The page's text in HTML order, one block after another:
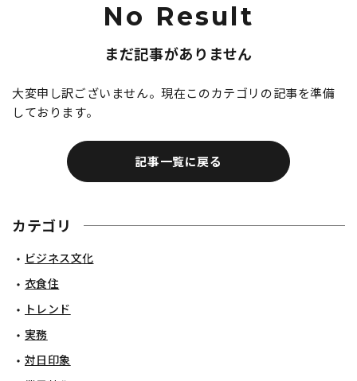
No Result
まだ記事がありません
大変申し訳ございません。現在このカテゴリの記事を準備
しております。
記事一覧に戻る
カテゴリ
ビジネス文化
衣食住
トレンド
実務
対日印象